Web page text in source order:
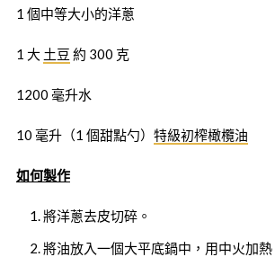
1 個中等大小的洋蔥
1 大 土豆 約 300 克
1200 毫升水
10 毫升（1 個甜點勺） 特級初榨橄欖油
如何製作
將洋蔥去皮切碎。
將油放入一個大平底鍋中，用中火加